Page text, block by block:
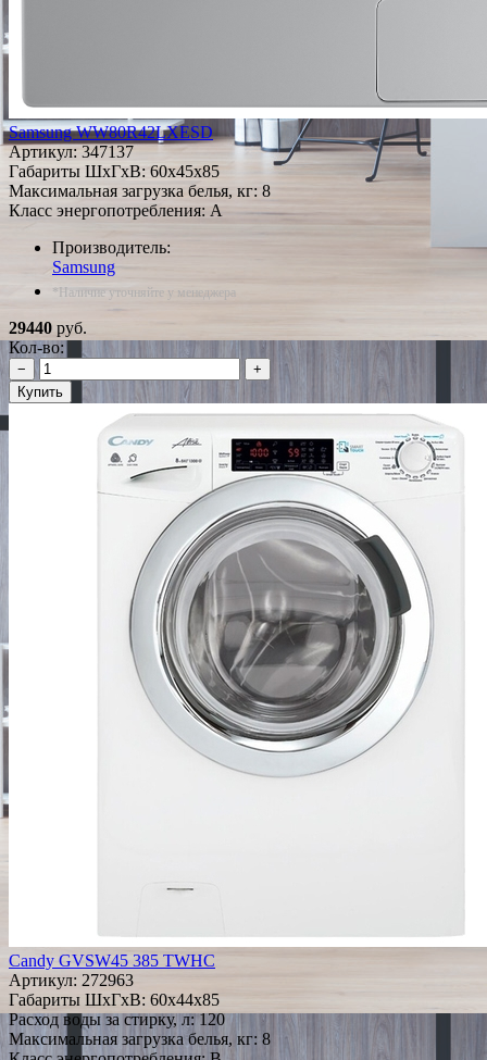
Samsung WW80R42LXESD
Артикул: 347137
Габариты ШxГxВ: 60x45x85
Максимальная загрузка белья, кг: 8
Класс энергопотребления: A
Производитель:
Samsung
*Наличие уточняйте у менеджера
29440 руб.
Кол-во:
−
+
Купить
Candy GVSW45 385 TWHC
Артикул: 272963
Габариты ШxГxВ: 60x44x85
Расход воды за стирку, л: 120
Максимальная загрузка белья, кг: 8